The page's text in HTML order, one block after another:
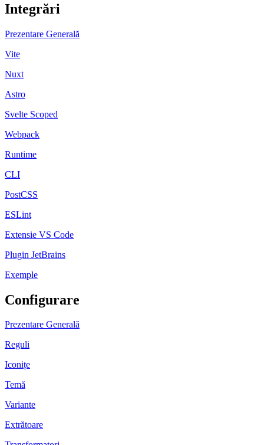
Integrări
Prezentare Generală
Vite
Nuxt
Astro
Svelte Scoped
Webpack
Runtime
CLI
PostCSS
ESLint
Extensie VS Code
Plugin JetBrains
Exemple
Configurare
Prezentare Generală
Reguli
Iconițe
Temă
Variante
Extrătoare